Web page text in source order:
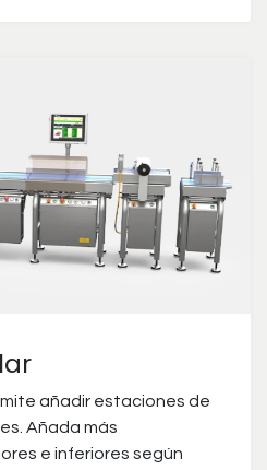
añadir estaciones de
Añada más
e inferiores según